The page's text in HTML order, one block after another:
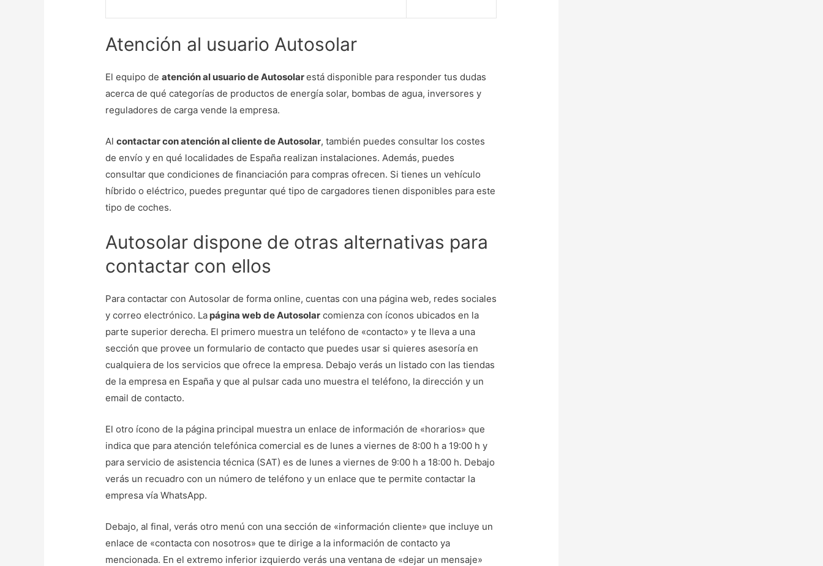
Atención al usuario Autosolar
El equipo deatención al usuario de Autosolarestá disponible para responder tus dudas
acerca de qué categorías de productos de energía solar, bombas de agua, inversores y
reguladores de carga vende la empresa.
Alcontactar con atención al cliente de Autosolar, también puedes consultar los costes
de envío y en qué localidades de España realizan instalaciones. Además, puedes
consultar que condiciones de financiación para compras ofrecen. Si tienes un vehículo
híbrido o eléctrico, puedes preguntar qué tipo de cargadores tienen disponibles para este
tipo de coches.
Autosolar dispone de otras alternativas para
contactar con ellos
Para contactar con Autosolar de forma online, cuentas con una página web, redes sociales
y correo electrónico. La página web de Autosolar comienza con íconos ubicados en la
parte superior derecha. El primero muestra un teléfono de «contacto» y te lleva a una
sección que provee un formulario de contacto que puedes usar si quieres asesoría en
cualquiera de los servicios que ofrece la empresa. Debajo verás un listado con las tiendas
de la empresa en España y que al pulsar cada uno muestra el teléfono, la dirección y un
email de contacto.
El otro ícono de la página principal muestra un enlace de información de «horarios» que
indica que para atención telefónica comercial es de lunes a viernes de 8:00 h a 19:00 h y
para servicio de asistencia técnica (SAT) es de lunes a viernes de 9:00 h a 18:00 h. Debajo
verás un recuadro con un número de teléfono y un enlace que te permite contactar la
empresa vía WhatsApp.
Debajo, al final, verás otro menú con una sección de «información cliente» que incluye un
enlace de «contacta con nosotros» que te dirige a la información de contacto ya
mencionada. En el extremo inferior izquierdo verás una ventana de «dejar un mensaje»